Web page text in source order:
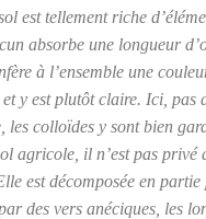
est tel­le­ment riche
absorbe une lon­gueur
à l’en­semble une
et y est plu­tôt claire. Ici, pas
, les col­loïdes y sont bien
agri­cole, il n’est pas pri­vé
est décom­po­sée en
des vers ané­ciques, les